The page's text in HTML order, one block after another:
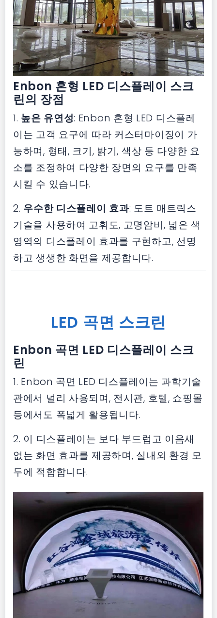
Enbon 혼형 LED 디스플레이 스크
린의 장점
1. 높은 유연성: Enbon 혼형 LED 디스플레
이는 고객 요구에 따라 커스터마이징이 가
능하며, 형태, 크기, 밝기, 색상 등 다양한 요
소를 조정하여 다양한 장면의 요구를 만족
시킬 수 있습니다.
2. 우수한 디스플레이 효과: 도트 매트릭스
기술을 사용하여 고휘도, 고명암비, 넓은 색
영역의 디스플레이 효과를 구현하고, 선명
하고 생생한 화면을 제공합니다.
LED 곡면 스크린
Enbon 곡면 LED 디스플레이 스크
린
1. Enbon 곡면 LED 디스플레이는 과학기술
관에서 널리 사용되며, 전시관, 호텔, 쇼핑몰
등에서도 폭넓게 활용됩니다.
2. 이 디스플레이는 보다 부드럽고 이음새
없는 화면 효과를 제공하며, 실내외 환경 모
두에 적합합니다.